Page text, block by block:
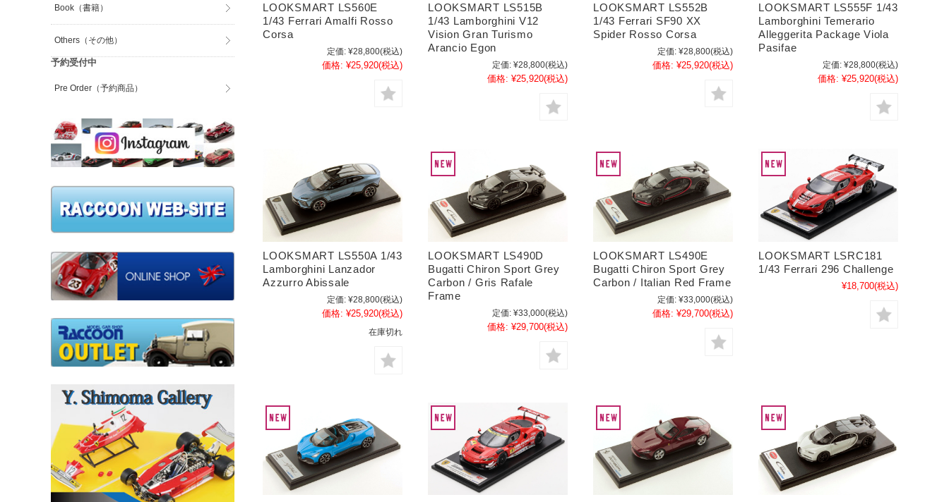
LOOKSMART LS560E
1/43 Ferrari Amalfi Rosso
Corsa
定価: ¥28,800(税込)
価格: ¥25,920(税込)
LOOKSMART LS515B
1/43 Lamborghini V12
Vision Gran Turismo
Arancio Egon
定価: ¥28,800(税込)
価格: ¥25,920(税込)
LOOKSMART LS552B
1/43 Ferrari SF90 XX
Spider Rosso Corsa
定価: ¥28,800(税込)
価格: ¥25,920(税込)
LOOKSMART LS555F 1/43
Lamborghini Temerario
Alleggerita Package Viola
Pasifae
定価: ¥28,800(税込)
価格: ¥25,920(税込)
LOOKSMART LS550A 1/43
Lamborghini Lanzador
Azzurro Abissale
定価: ¥28,800(税込)
価格: ¥25,920(税込)
在庫切れ
LOOKSMART LS490D
Bugatti Chiron Sport Grey
Carbon / Gris Rafale
Frame
定価: ¥33,000(税込)
価格: ¥29,700(税込)
LOOKSMART LS490E
Bugatti Chiron Sport Grey
Carbon / Italian Red Frame
定価: ¥33,000(税込)
価格: ¥29,700(税込)
LOOKSMART LSRC181
1/43 Ferrari 296 Challenge
¥18,700(税込)
Book（書籍）
Others（その他）
予約受付中
Pre Order（予約商品）